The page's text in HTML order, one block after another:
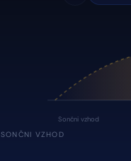
Sončni vzhod
SONČNI VZHOD